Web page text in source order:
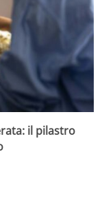
il pilastro